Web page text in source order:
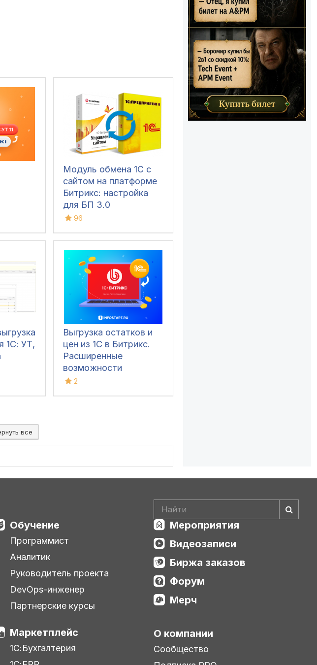
Модуль обмена 1С с
сайтом на платформе
Битрикс: настройка
для БП 3.0
96
1С: УТ,
Выгрузка остатков и
цен из 1С в Битрикс.
Расширенные
возможности
2
все
Обучение
Программист
Аналитик
Руководитель проекта
DevOps-инженер
Партнерские курсы
Маркетплейс
1С:Бухгалтерия
Мероприятия
Видеозаписи
Биржа заказов
Форум
Мерч
О компании
Сообщество